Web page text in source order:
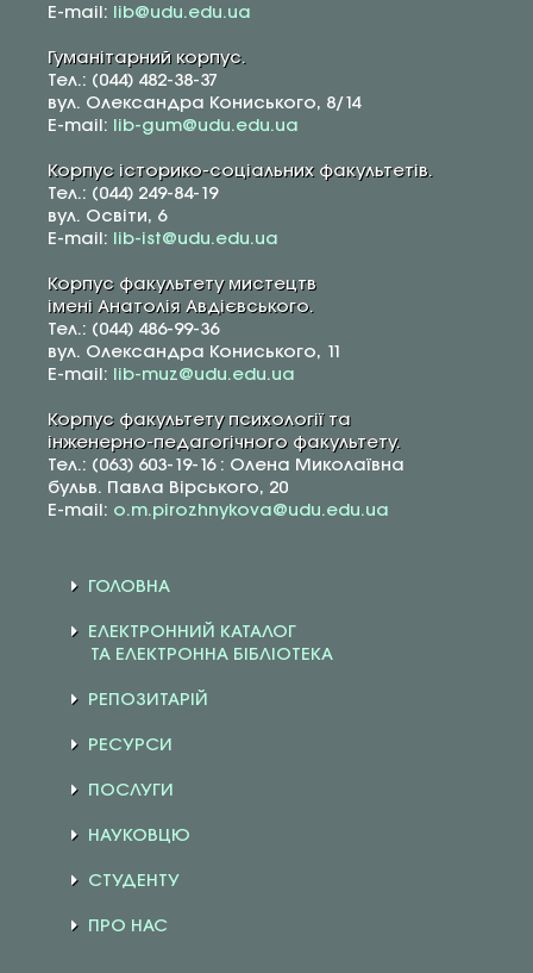
E-mail:
lib@udu.edu.ua
Гуманітарний корпус.
Тел.: (044) 482-38-37
вул. Олександра Кониського, 8/14
E-mail:
lib-gum@udu.edu.ua
Корпус історико-соціальних факультетів.
Тел.: (044) 249-84-19
вул. Освіти, 6
E-mail:
lib-ist@udu.edu.ua
Корпус факультету мистецтв
імені Анатолія Авдієвського.
Тел.: (044) 486-99-36
вул. Олександра Кониського, 11
E-mail:
lib-muz@udu.edu.ua
Корпус факультету психології та
інженерно-педагогічного факультету.
Тел.: (063) 603-19-16 : Олена Миколаївна
бульв. Павла Вірського, 20
E-mail: o.m.pirozhnykova@udu.edu.ua
ГОЛОВНА
ЕЛЕКТРОННИЙ КАТАЛОГ
ТА ЕЛЕКТРОННА БІБЛІОТЕКА
РЕПОЗИТАРІЙ
РЕСУРСИ
ПОСЛУГИ
НАУКОВЦЮ
СТУДЕНТУ
ПРО НАС